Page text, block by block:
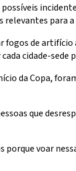
para
de
cidade-
da Copa,
que
voar